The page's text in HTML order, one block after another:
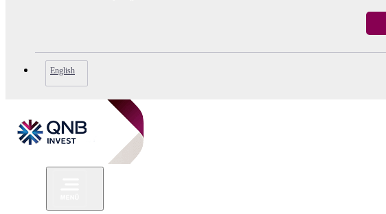
English